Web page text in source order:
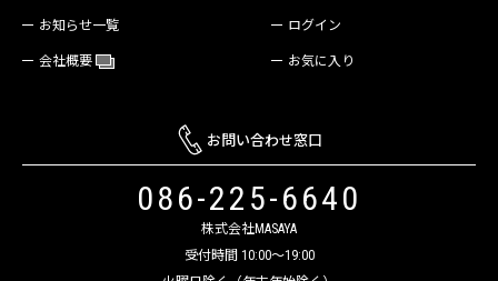
お知らせ一覧
会社概要
ログイン
お気に入り
お問い合わせ窓口
086-225-6640
株式会社MASAYA
受付時間 10:00～19:00